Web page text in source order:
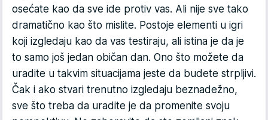
osećate kao da sve ide protiv vas. Ali nije sve tako
dramatično kao što mislite. Postoje elementi u igri
koji izgledaju kao da vas testiraju, ali istina je da je
to samo još jedan običan dan. Ono što možete da
uradite u takvim situacijama jeste da budete strpljivi.
Čak i ako stvari trenutno izgledaju beznadežno,
sve što treba da uradite je da promenite svoju